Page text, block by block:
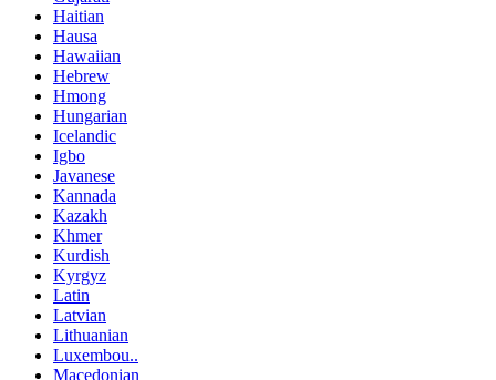
Haitian
Hausa
Hawaiian
Hebrew
Hmong
Hungarian
Icelandic
Igbo
Javanese
Kannada
Kazakh
Khmer
Kurdish
Kyrgyz
Latin
Latvian
Lithuanian
Luxembou..
Macedonian